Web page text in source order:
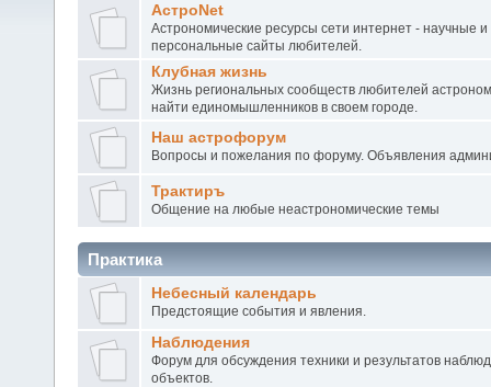
АстроNet
Астрономические ресурсы сети интернет - научные
персональные сайты любителей.
Клубная жизнь
Жизнь региональных сообществ любителей
найти единомышленников в своем городе.
Наш астрофорум
Вопросы и пожелания по форуму. Объявления
Трактиръ
Общение на любые неастрономические темы
Практика
Небесный календарь
Предстоящие события и явления.
Наблюдения
Форум для обсуждения техники и результатов
объектов.